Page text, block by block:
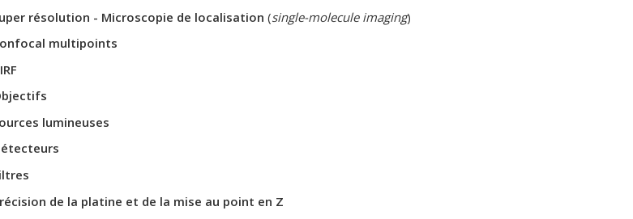
résolution - Microscopie de localisation (single-molecule imaging)
multipoints
lumineuses
de la platine et de la mise au point en Z